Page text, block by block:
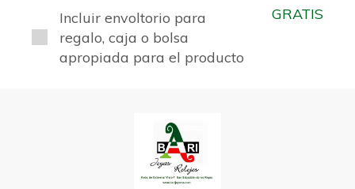
Incluir envoltorio para
regalo, caja o bolsa
apropiada para el producto
GRATIS